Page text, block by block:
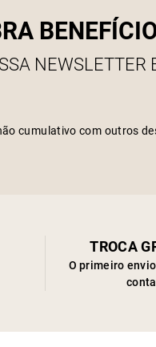
NEWSLETTER
cumulativo com outros
TROCA
O primeiro